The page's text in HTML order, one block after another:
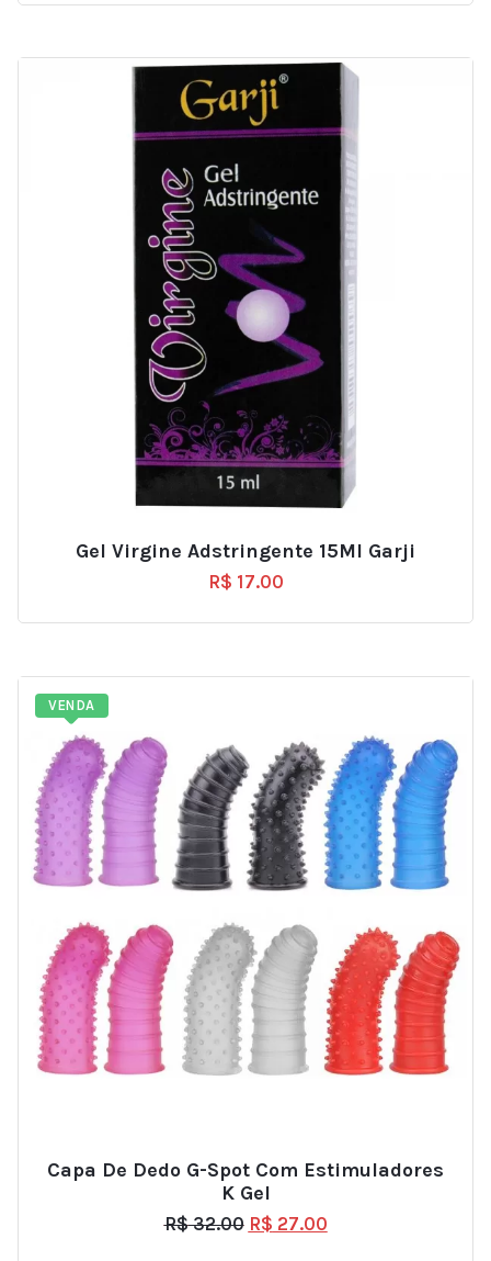
Gel Virgine Adstringente 15Ml Garji
R$ 17.00
VENDA
Capa De Dedo G-Spot Com Estimuladores
K Gel
R$32.00 R$ 27.00